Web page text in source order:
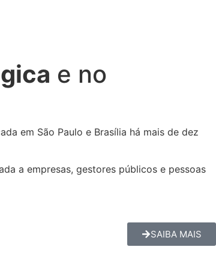
e no
em São Paulo e Brasília há mais de dez
a empresas, gestores públicos e pessoas
SAIBA MAIS